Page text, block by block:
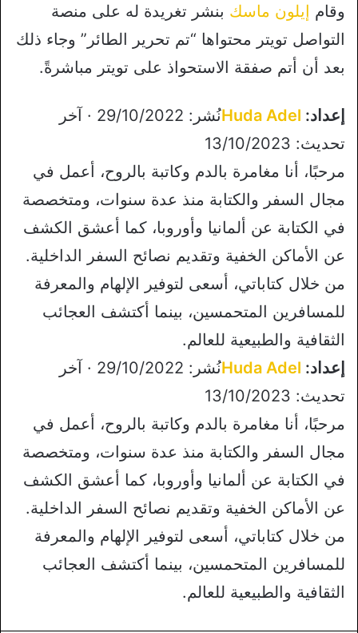
وقام إيلون ماسك بنشر تغريدة له على منصة
التواصل تويتر محتواها “تم تحرير الطائر” وجاء ذلك
بعد أن أتم صفقة الاستحواذ على تويتر مباشرةً.
إعداد: Huda Adel
نُشر: 29/10/2022 · آخر
تحديث: 13/10/2023
مرحبًا، أنا مغامرة بالدم وكاتبة بالروح، أعمل في
مجال السفر والكتابة منذ عدة سنوات، ومتخصصة
في الكتابة عن ألمانيا وأوروبا، كما أعشق الكشف
عن الأماكن الخفية وتقديم نصائح السفر الداخلية.
من خلال كتاباتي، أسعى لتوفير الإلهام والمعرفة
للمسافرين المتحمسين، بينما أكتشف العجائب
الثقافية والطبيعية للعالم.
إعداد: Huda Adel
نُشر: 29/10/2022 · آخر
تحديث: 13/10/2023
مرحبًا، أنا مغامرة بالدم وكاتبة بالروح، أعمل في
مجال السفر والكتابة منذ عدة سنوات، ومتخصصة
في الكتابة عن ألمانيا وأوروبا، كما أعشق الكشف
عن الأماكن الخفية وتقديم نصائح السفر الداخلية.
من خلال كتاباتي، أسعى لتوفير الإلهام والمعرفة
للمسافرين المتحمسين، بينما أكتشف العجائب
الثقافية والطبيعية للعالم.